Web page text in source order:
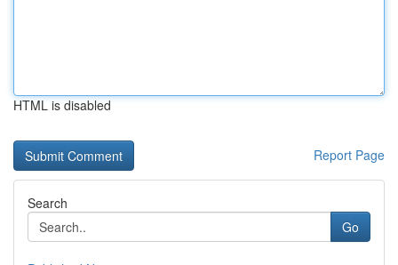
HTML is disabled
Report Page
Search
Go